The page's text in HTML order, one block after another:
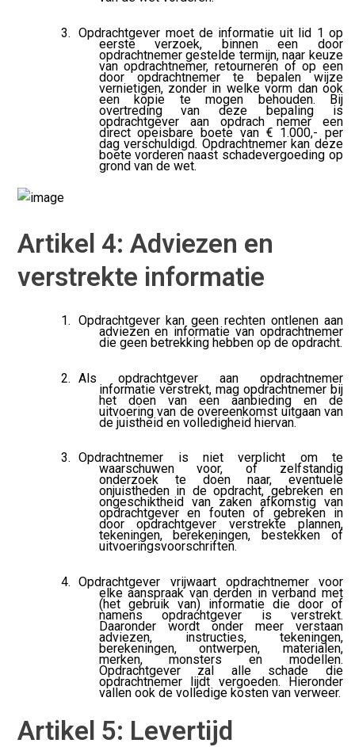
Opdrachtgever moet de informatie uit lid 1 op
eerste verzoek, binnen een door
opdrachtnemer gestelde termijn, naar keuze
van opdrachtnemer, retourneren of op een
door opdrachtnemer te bepalen wijze
vernietigen, zonder in welke vorm dan ook
een kopie te mogen behouden. Bij
overtreding van deze bepaling is
opdrachtgever aan opdrach nemer een
direct opeisbare boete van € 1.000,- per
dag verschuldigd. Opdrachtnemer kan deze
boete vorderen naast schadevergoeding op
grond van de wet.
Artikel 4: Adviezen en
verstrekte informatie
Opdrachtgever kan geen rechten ontlenen aan
adviezen en informatie van opdrachtnemer
die geen betrekking hebben op de opdracht.
Als opdrachtgever aan opdrachtnemer
informatie verstrekt, mag opdrachtnemer bij
het doen van een aanbieding en de
uitvoering van de overeenkomst uitgaan van
de juistheid en volledigheid hiervan.
Opdrachtnemer is niet verplicht om te
waarschuwen voor, of zelfstandig
onderzoek te doen naar, eventuele
onjuistheden in de opdracht, gebreken en
ongeschiktheid van zaken afkomstig van
opdrachtgever en fouten of gebreken in
door opdrachtgever verstrekte plannen,
tekeningen, berekeningen, bestekken of
uitvoeringsvoorschriften.
Opdrachtgever vrijwaart opdrachtnemer voor
elke aanspraak van derden in verband met
(het gebruik van) informatie die door of
namens opdrachtgever is verstrekt.
Daaronder wordt onder meer verstaan
adviezen, instructies, tekeningen,
berekeningen, ontwerpen, materialen,
merken, monsters en modellen.
Opdrachtgever zal alle schade die
opdrachtnemer lijdt vergoeden. Hieronder
vallen ook de volledige kosten van verweer.
Artikel 5: Levertijd